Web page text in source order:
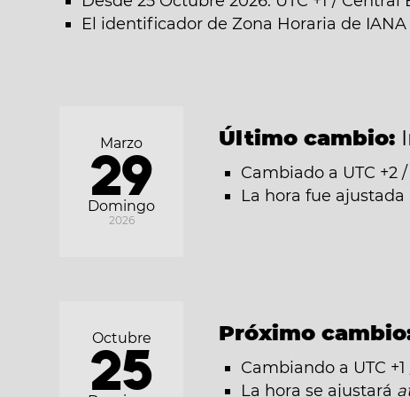
El identificador de Zona Horaria de
Domingo
Marzo
29
2026
Último cambio:
Cambiado a UTC +2
La hora fue ajustada
Octubre
25
Próximo
Cambiando a UTC
La hora se ajustará